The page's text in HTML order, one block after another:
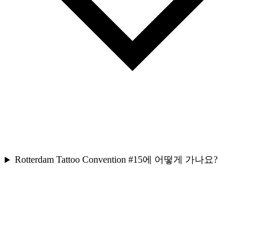
Rotterdam Tattoo Convention #15에 어떻게 가나요?